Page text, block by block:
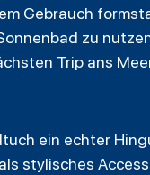
Gebrauch
zu
Trip ans
ein echter
stylisches